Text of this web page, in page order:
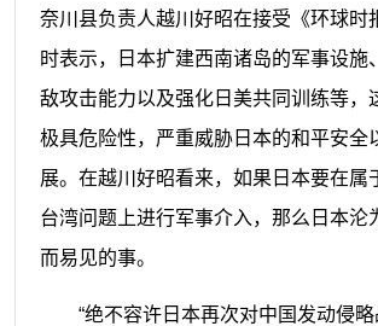
奈川县负责人越川好昭在接受《环球时
时表示，日本扩建西南诸岛的军事设施
敌攻击能力以及强化日美共同训练等，
极具危险性，严重威胁日本的和平安全
展。在越川好昭看来，如果日本要在属
台湾问题上进行军事介入，那么日本沦
而易见的事。
“绝不容许日本再次对中国发动侵略